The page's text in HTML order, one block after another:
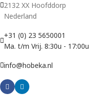
2132 XX Hoofddorp
Nederland
+31 (0) 23 5650001
Ma. t/m Vrij. 8:30u - 17:00u
info@hobeka.nl